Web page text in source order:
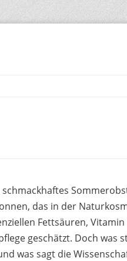
das in der
Fettsäuren,
geschätzt. Doch was
was sagt die